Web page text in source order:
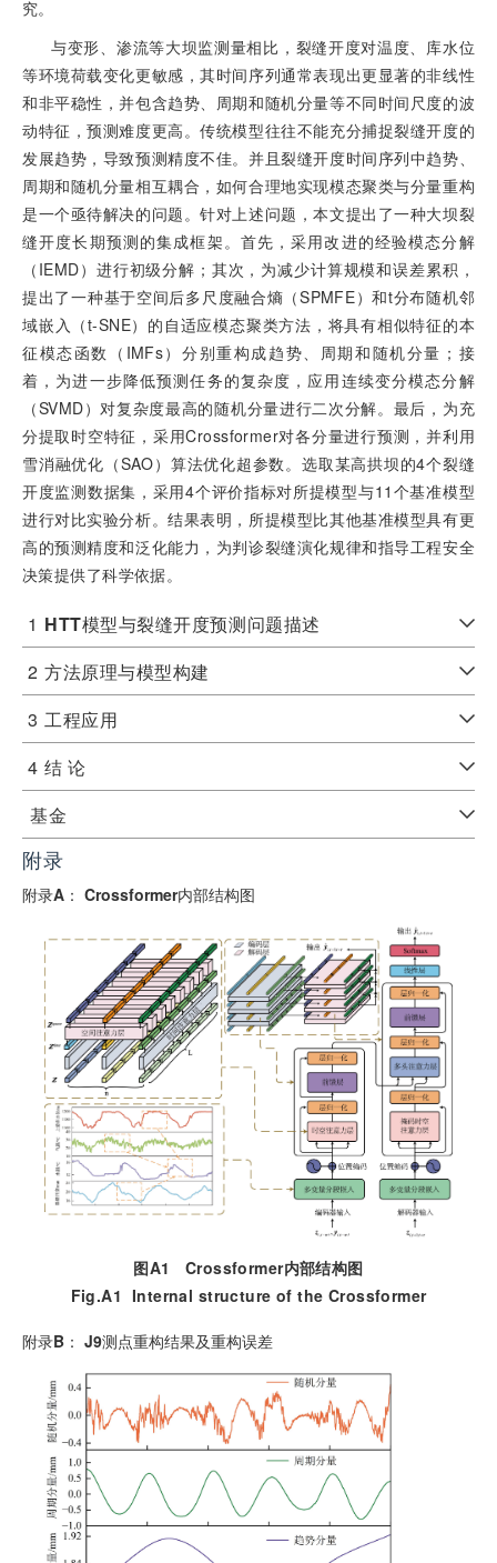
究。
与变形、渗流等大坝监测量相比，裂缝开度对温度、库水位
等环境荷载变化更敏感，其时间序列通常表现出更显著的非线性
和非平稳性，并包含趋势、周期和随机分量等不同时间尺度的波
动特征，预测难度更高。传统模型往往不能充分捕捉裂缝开度的
发展趋势，导致预测精度不佳。并且裂缝开度时间序列中趋势、
周期和随机分量相互耦合，如何合理地实现模态聚类与分量重构
是一个亟待解决的问题。针对上述问题，本文提出了一种大坝裂
缝开度长期预测的集成框架。首先，采用改进的经验模态分解
（IEMD）进行初级分解；其次，为减少计算规模和误差累积，
提出了一种基于空间后多尺度融合熵（SPMFE）和t分布随机邻
域嵌入（t-SNE）的自适应模态聚类方法，将具有相似特征的本
征模态函数（IMFs）分别重构成趋势、周期和随机分量；接
着，为进一步降低预测任务的复杂度，应用连续变分模态分解
（SVMD）对复杂度最高的随机分量进行二次分解。最后，为充
分提取时空特征，采用Crossformer对各分量进行预测，并利用
雪消融优化（SAO）算法优化超参数。选取某高拱坝的4个裂缝
开度监测数据集，采用4个评价指标对所提模型与11个基准模型
进行对比实验分析。结果表明，所提模型比其他基准模型具有更
高的预测精度和泛化能力，为判诊裂缝演化规律和指导工程安全
决策提供了科学依据。
1 HTT模型与裂缝开度预测问题描述
2 方法原理与模型构建
3 工程应用
4 结 论
基金
附录
附录A ： Crossformer内部结构图
图A1 Crossformer内部结构图
Fig.A1 Internal structure of the Crossformer
附录B ： J9测点重构结果及重构误差